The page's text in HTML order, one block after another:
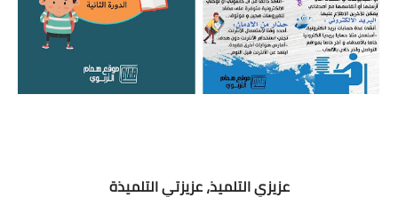
عزيزي التلميذ، عزيزتي التلميذة